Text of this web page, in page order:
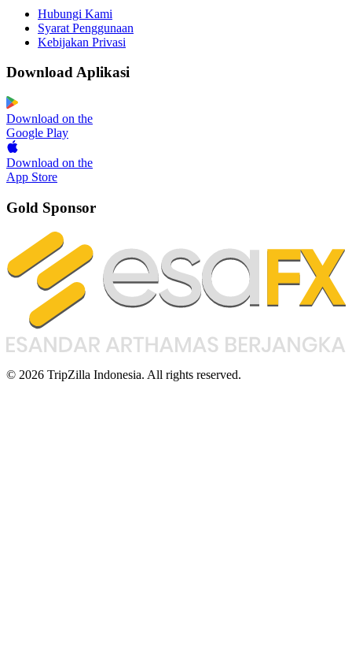
Hubungi Kami
Syarat Penggunaan
Kebijakan Privasi
Download Aplikasi
Download on the
Google Play
Download on the
App Store
Gold Sponsor
© 2026 TripZilla Indonesia. All rights reserved.